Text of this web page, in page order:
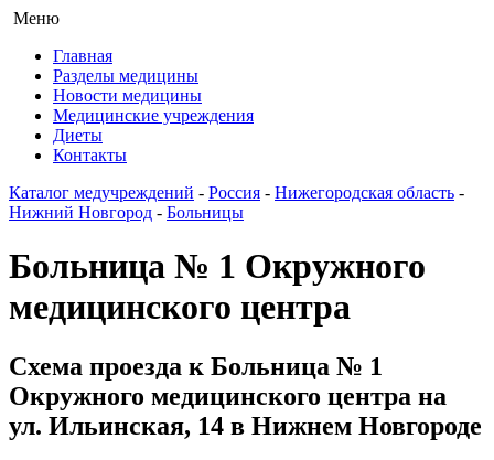
Меню
Главная
Разделы медицины
Новости медицины
Медицинские учреждения
Диеты
Контакты
Каталог медучреждений - Россия - Нижегородская область -
Нижний Новгород - Больницы
Больница № 1 Окружного
медицинского центра
Схема проезда к Больница № 1
Окружного медицинского центра на
ул. Ильинская, 14 в Нижнем Новгороде